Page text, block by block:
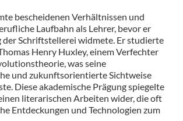
bescheidenen Verhältnissen und
Laufbahn als Lehrer, bevor er
der Schriftstellerei widmete. Er studierte
Henry Huxley, einem Verfechter
was seine
und zukunftsorientierte Sichtweise
Diese akademische Prägung spiegelte
literarischen Arbeiten wider, die oft
Entdeckungen und Technologien zum